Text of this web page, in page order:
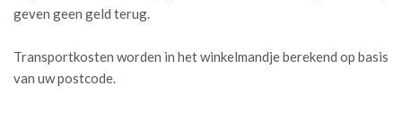
geven geen geld terug.
Transportkosten worden in het winkelmandje berekend op basis
van uw postcode.